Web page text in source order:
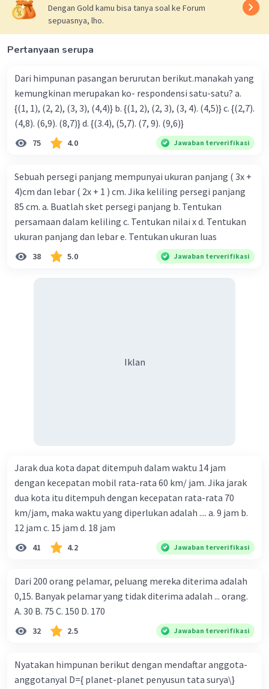
Dengan Gold kamu bisa tanya soal ke Forum
sepuasnya, lho.
Pertanyaan serupa
Dari himpunan pasangan berurutan berikut.manakah yang
kemungkinan merupakan ko- respondensi satu-satu? a.
{(1, 1), (2, 2), (3, 3), (4,4)} b. {(1, 2), (2, 3), (3, 4). (4,5)} c. {(2,7).
(4,8). (6,9). (8,7)} d. {(3.4), (5,7). (7, 9). (9,6)}
75 4.0 Jawaban terverifikasi
Sebuah persegi panjang mempunyai ukuran panjang ( 3x +
4)cm dan lebar ( 2x + 1 ) cm. Jika keliling persegi panjang
85 cm. a. Buatlah sket persegi panjang b. Tentukan
persamaan dalam keliling c. Tentukan nilai x d. Tentukan
ukuran panjang dan lebar e. Tentukan ukuran luas
38 5.0 Jawaban terverifikasi
Iklan
Jarak dua kota dapat ditempuh dalam waktu 14 jam
dengan kecepatan mobil rata-rata 60 km/ jam. Jika jarak
dua kota itu ditempuh dengan kecepatan rata-rata 70
km/jam, maka waktu yang diperlukan adalah .... a. 9 jam b.
12 jam c. 15 jam d. 18 jam
41 4.2 Jawaban terverifikasi
Dari 200 orang pelamar, peluang mereka diterima adalah
0,15. Banyak pelamar yang tidak diterima adalah ... orang.
A. 30 B. 75 C. 150 D. 170
32 2.5 Jawaban terverifikasi
Nyatakan himpunan berikut dengan mendaftar anggota-
anggotanyal D={ planet-planet penyusun tata surya\}